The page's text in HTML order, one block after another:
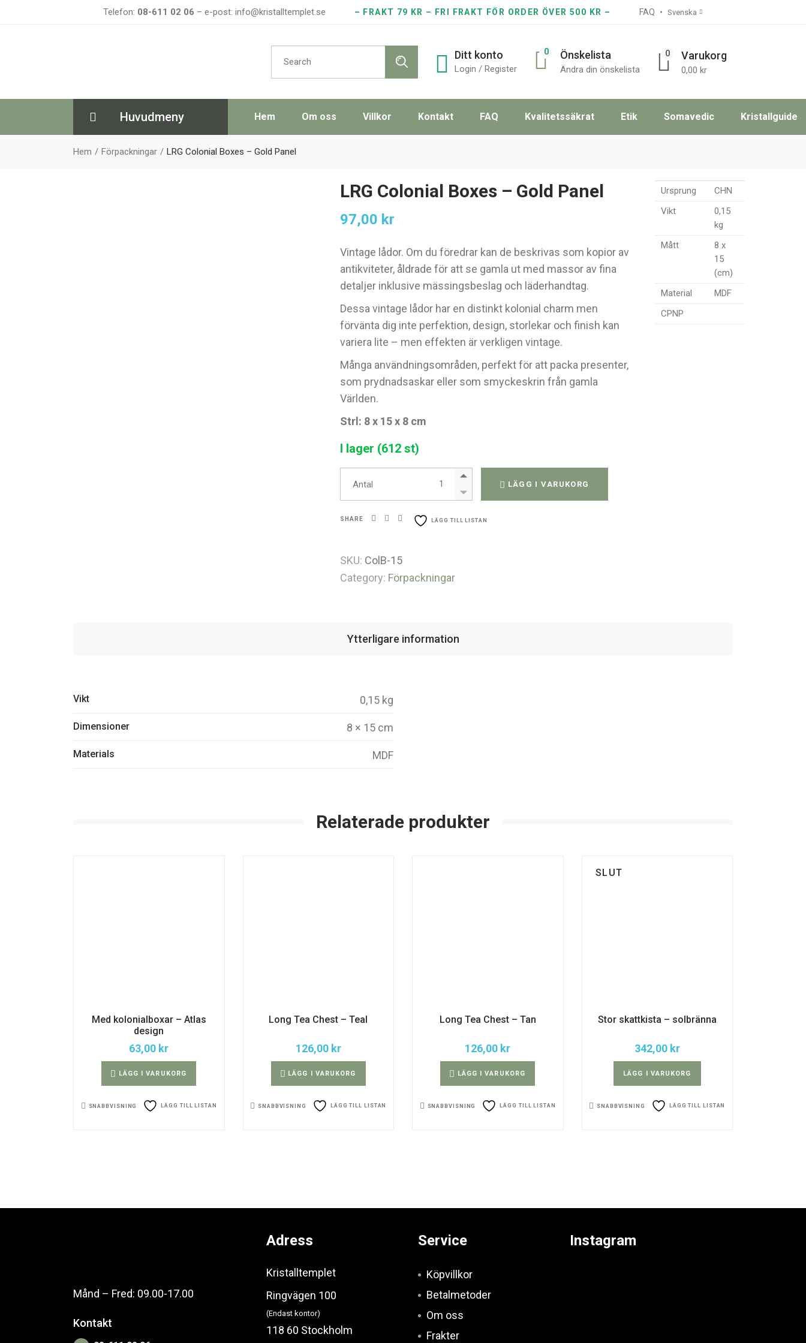
Telefon: 08-611 02 06 – e-post: info@kristalltemplet.se – FRAKT 79 KR – FRI FRAKT FÖR ORDER ÖVER 500 KR – FAQ Svenska
Search
for:
Ditt konto
Login / Register
0 Önskelista
Ändra din önskelista
0 Varukorg
0,00 kr
Huvudmeny Hem Om oss Villkor Kontakt FAQ Kvalitetssäkrat Etik Somavedic Kristallguide
Hem Förpackningar LRG Colonial Boxes – Gold Panel
LRG Colonial Boxes – Gold Panel
97,00 kr
Vintage lådor. Om du föredrar kan de beskrivas som kopior av
antikviteter, åldrade för att se gamla ut med massor av fina
detaljer inklusive mässingsbeslag och läderhandtag.
Dessa vintage lådor har en distinkt kolonial charm men
förvänta dig inte perfektion, design, storlekar och finish kan
variera lite – men effekten är verkligen vintage.
Många användningsområden, perfekt för att packa presenter,
som prydnadsaskar eller som smyckeskrin från gamla
Världen.
Strl: 8 x 15 x 8 cm
I lager (612 st)
Antal
LRG Colonial Boxes - Gold Panel quantity
LÄGG I VARUKORG
SHARE LÄGG TILL LISTAN
SKU: ColB-15
Category: Förpackningar
Ursprung
CHN
Vikt
0,15
kg
Mått
8 x
15
(cm)
Material
MDF
CPNP
Ytterligare information
Vikt 0,15 kg
Dimensioner 8 × 15 cm
Materials MDF
Relaterade produkter
Med kolonialboxar – Atlas
design
63,00 kr
LÄGG I VARUKORG
SNABBVISNING LÄGG TILL LISTAN
Long Tea Chest – Teal
126,00 kr
LÄGG I VARUKORG
SNABBVISNING LÄGG TILL LISTAN
Long Tea Chest – Tan
126,00 kr
LÄGG I VARUKORG
SNABBVISNING LÄGG TILL LISTAN
SLUT
Stor skattkista – solbränna
342,00 kr
LÄGG I VARUKORG
SNABBVISNING LÄGG TILL LISTAN
Månd – Fred: 09.00-17.00
Kontakt
Adress
Kristalltemplet
Ringvägen 100
(Endast kontor)
118 60 Stockholm
Service
Köpvillkor
Betalmetoder
Om oss
Frakter
Instagram